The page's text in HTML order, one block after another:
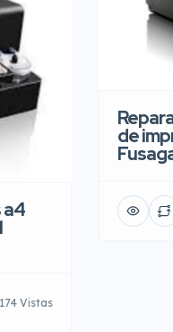
a4
174 Vistas
de